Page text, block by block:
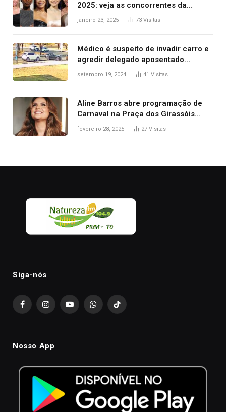
2025: veja as concorrentes da
brasileira a melhor atriz
janeiro 23, 2025 73 Visitas
Médico é suspeito de invadir carro e
agredir delegado aposentado
durante confusão no trânsito
setembro 19, 2024 41 Visitas
Aline Barros abre programação de
Carnaval na Praça dos Girassóis
nesta sexta-feira, em Palmas
fevereiro 28, 2025 27 Visitas
Siga-nós
FacebookInstagramYouTubeWhatsAppTikTok
Nosso App